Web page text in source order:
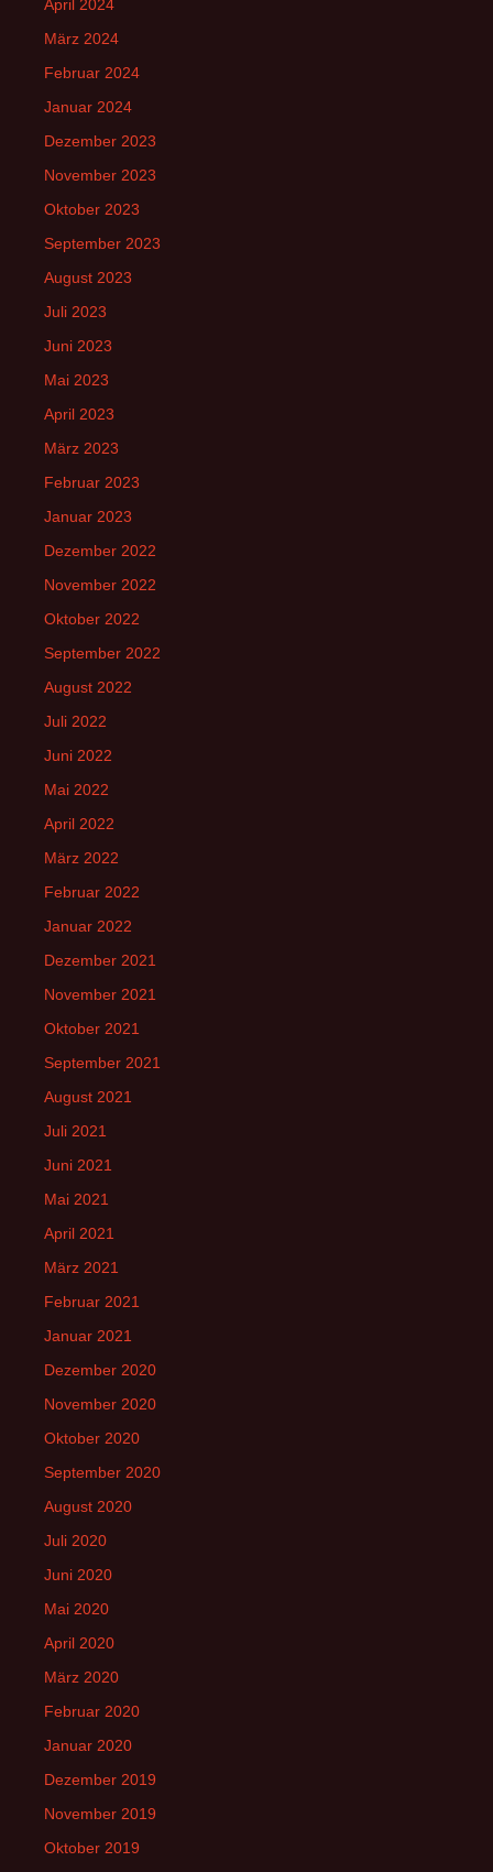
April 2024
März 2024
Februar 2024
Januar 2024
Dezember 2023
November 2023
Oktober 2023
September 2023
August 2023
Juli 2023
Juni 2023
Mai 2023
April 2023
März 2023
Februar 2023
Januar 2023
Dezember 2022
November 2022
Oktober 2022
September 2022
August 2022
Juli 2022
Juni 2022
Mai 2022
April 2022
März 2022
Februar 2022
Januar 2022
Dezember 2021
November 2021
Oktober 2021
September 2021
August 2021
Juli 2021
Juni 2021
Mai 2021
April 2021
März 2021
Februar 2021
Januar 2021
Dezember 2020
November 2020
Oktober 2020
September 2020
August 2020
Juli 2020
Juni 2020
Mai 2020
April 2020
März 2020
Februar 2020
Januar 2020
Dezember 2019
November 2019
Oktober 2019